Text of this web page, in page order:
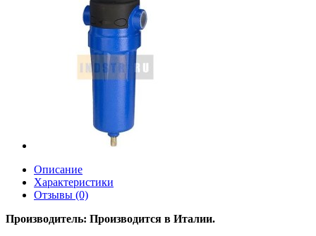
Описание
Характеристики
Отзывы (0)
Производитель: Производится в Италии.